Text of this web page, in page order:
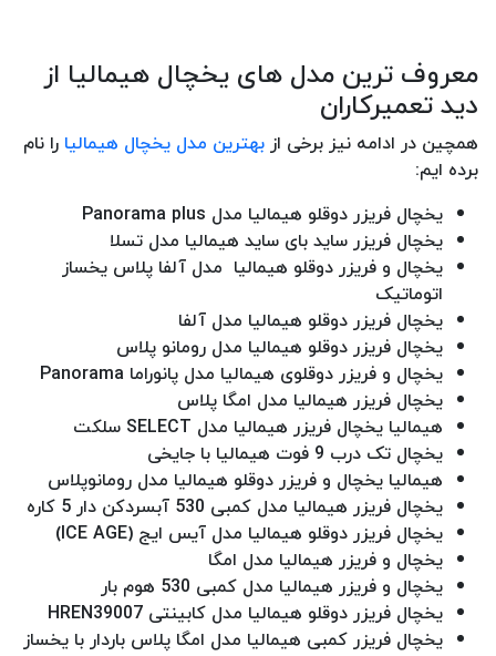
معروف ترین مدل های یخچال هیمالیا از
دید تعمیرکاران
همچین در ادامه نیز برخی ازبهترین مدل یخچال هیمالیا را نام
برده ایم:
یخچال فریزر دوقلو هیمالیا مدل Panorama plus
یخچال فریزر ساید بای ساید هیمالیا مدل تسلا
یخچال و فریزر دوقلو هیمالیا مدل آلفا پلاس یخساز
اتوماتیک
یخچال فریزر دوقلو هیمالیا مدل آلفا
یخچال فریزر دوقلو هیمالیا مدل رومانو پلاس
یخچال و فریزر دوقلوی هیمالیا مدل پانوراما Panorama
یخچال فریزر هیمالیا مدل امگا پلاس
هیمالیا یخچال فریزر هیمالیا مدل SELECT سلکت
یخچال تک درب 9 فوت هیمالیا با جایخی
هیمالیا یخچال و فریزر دوقلو هیمالیا مدل رومانوپلاس
یخچال فریزر هیمالیا مدل کمبی 530 آبسردکن دار 5 کاره
یخچال فریزر دوقلو هیمالیا مدل آیس ایج (ICE AGE)
یخچال و فریزر هیمالیا مدل امگا
یخچال و فریزر هیمالیا مدل کمبی 530 هوم بار
یخچال فریزر دوقلو هیمالیا مدل کابینتی HREN39007
یخچال فریزر کمبی هیمالیا مدل امگا پلاس باردار با یخساز